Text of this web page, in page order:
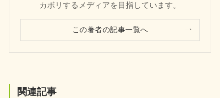
カボリするメディアを目指しています。
この著者の記事一覧へ
関連記事